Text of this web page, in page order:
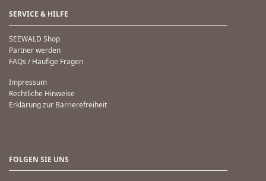
SERVICE & HILFE
SEEWALD Shop
Partner werden
FAQs / Häufige Fragen
Impressum
Rechtliche Hinweise
Erklärung zur Barrierefreiheit
FOLGEN SIE UNS